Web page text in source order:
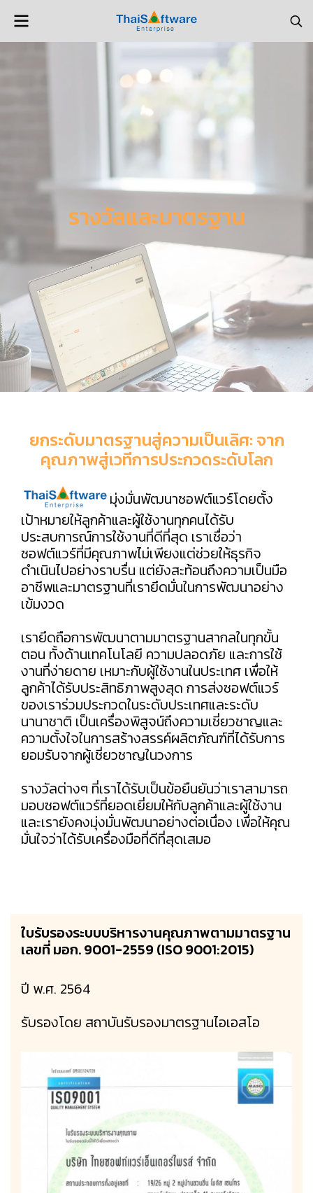
รางวัลและมาตรฐาน
ยกระดับมาตรฐานสู่ความเป็นเลิศ: จาก
คุณภาพสู่เวทีการประกวดระดับโลก
มุ่งมั่นพัฒนาซอฟต์แวร์โดยตั้ง
เป้าหมายให้ลูกค้าและผู้ใช้งานทุกคนได้รับ
ประสบการณ์การใช้งานที่ดีที่สุด เราเชื่อว่า
ซอฟต์แวร์ที่มีคุณภาพไม่เพียงแต่ช่วยให้ธุรกิจ
ดำเนินไปอย่างราบรื่น แต่ยังสะท้อนถึงความเป็นมือ
อาชีพและมาตรฐานที่เรายึดมั่นในการพัฒนาอย่าง
เข้มงวด
เรายึดถือการพัฒนาตามมาตรฐานสากลในทุกขั้น
ตอน ทั้งด้านเทคโนโลยี ความปลอดภัย และการใช้
งานที่ง่ายดาย เหมาะกับผู้ใช้งานในประเทศ เพื่อให้
ลูกค้าได้รับประสิทธิภาพสูงสุด การส่งซอฟต์แวร์
ของเราร่วมประกวดในระดับประเทศและระดับ
นานาชาติ เป็นเครื่องพิสูจน์ถึงความเชี่ยวชาญและ
ความตั้งใจในการสร้างสรรค์ผลิตภัณฑ์ที่ได้รับการ
ยอมรับจากผู้เชี่ยวชาญในวงการ
รางวัลต่างๆ ที่เราได้รับเป็นข้อยืนยันว่าเราสามารถ
มอบซอฟต์แวร์ที่ยอดเยี่ยมให้กับลูกค้าและผู้ใช้งาน
และเรายังคงมุ่งมั่นพัฒนาอย่างต่อเนื่อง เพื่อให้คุณ
มั่นใจว่าได้รับเครื่องมือที่ดีที่สุดเสมอ
ใบรับรองระบบบริหารงานคุณภาพตามมาตรฐาน
เลขที่ มอก. 9001-2559 (ISO 9001:2015)
ปี พ.ศ. 2564
รับรองโดย สถาบันรับรองมาตรฐานไอเอสโอ